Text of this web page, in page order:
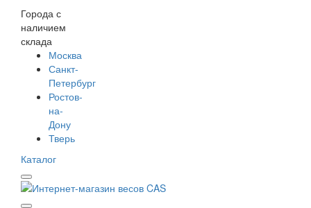
Города с
наличием
склада
Москва
Санкт-
Петербург
Ростов-
на-
Дону
Тверь
Каталог